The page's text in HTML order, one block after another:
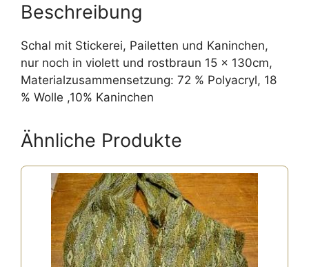
Beschreibung
Schal mit Stickerei, Pailetten und Kaninchen,
nur noch in violett und rostbraun 15 x 130cm,
Materialzusammensetzung: 72 % Polyacryl, 18
% Wolle ,10% Kaninchen
Ähnliche Produkte